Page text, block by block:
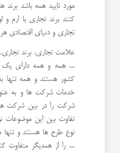
مورد تایید همه باشد
کنند برند تجاری با ارم
تجاری و دنیای اقتصادی
علامت تجاری، برند
... همه و همه دارای
کشور هستند و همه تنها
خدمات شرکت ها و به
شرکت را در بین شرکت
تفاوت بین این موضوعات
نوع طرح ها هستند و تنها
... را از همدیگر متفاوت